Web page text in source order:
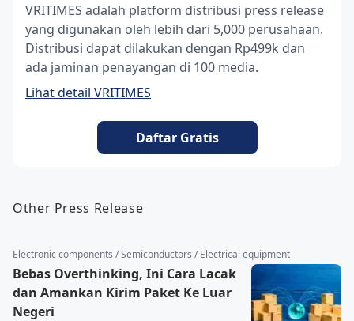
VRITIMES adalah platform distribusi press release
yang digunakan oleh lebih dari 5,000 perusahaan.
Distribusi dapat dilakukan dengan Rp499k dan
ada jaminan penayangan di 100 media.
Lihat detail VRITIMES
Daftar Gratis
Other Press Release
Electronic components / Semiconductors / Electrical equipment
Bebas Overthinking, Ini Cara Lacak
dan Amankan Kirim Paket Ke Luar
Negeri